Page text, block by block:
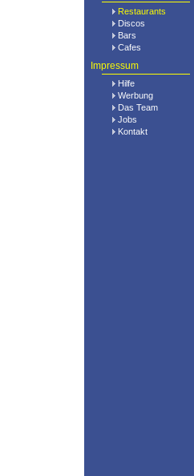
Restaurants
Discos
Bars
Cafes
Impressum
Hilfe
Werbung
Das Team
Jobs
Kontakt